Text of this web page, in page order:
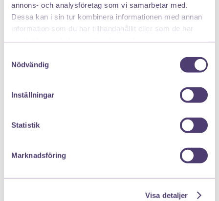
annons- och analysföretag som vi samarbetar med.
Dessa kan i sin tur kombinera informationen med annan
information som du har tillhandahållit eller som de har
Nödvändig
Inställningar
Statistik
Marknadsföring
Visa detaljer
mensen.